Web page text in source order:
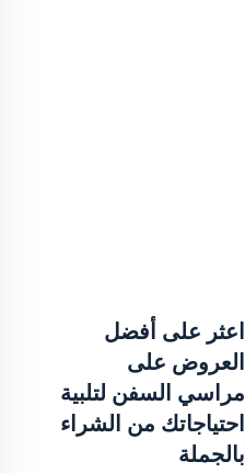
اعثر على أفضل
العروض على
مراسي السفن لتلبية
احتياجاتك من الشراء
بالجملة